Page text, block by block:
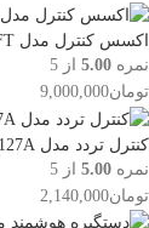
اکسس کنترل مدل 133AFT
نمره 5.00 از 5
تومان9,000,000
کنترل تردد مدل 127A
نمره 5.00 از 5
تومان2,140,000